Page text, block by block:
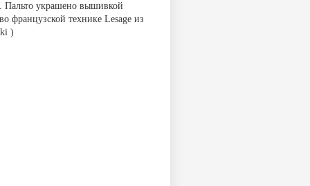
Пальто украшено вышивкой
технике Lesage из
)